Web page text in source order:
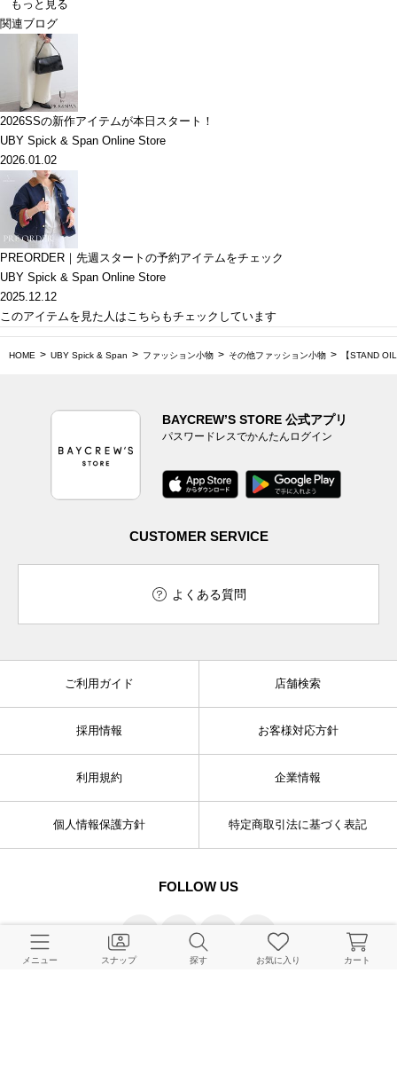
もっと見る
関連ブログ
2026SSの新作アイテムが本日スタート！
UBY Spick & Span Online Store
2026.01.02
PREORDER｜先週スタートの予約アイテムをチェック
UBY Spick & Span Online Store
2025.12.12
このアイテムを見た人はこちらもチェックしています
HOME UBY Spick & Span ファッション小物 その他ファッション小物 【STAND
BAYCREW’S STORE 公式アプリ
パスワードレスでかんたんログイン
CUSTOMER SERVICE
よくある質問
ご利用ガイド 店舗検索
採用情報 お客様対応方針
利用規約 企業情報
個人情報保護方針 特定商取引法に基づく表記
FOLLOW US
メニュー スナップ 探す お気に入り カート